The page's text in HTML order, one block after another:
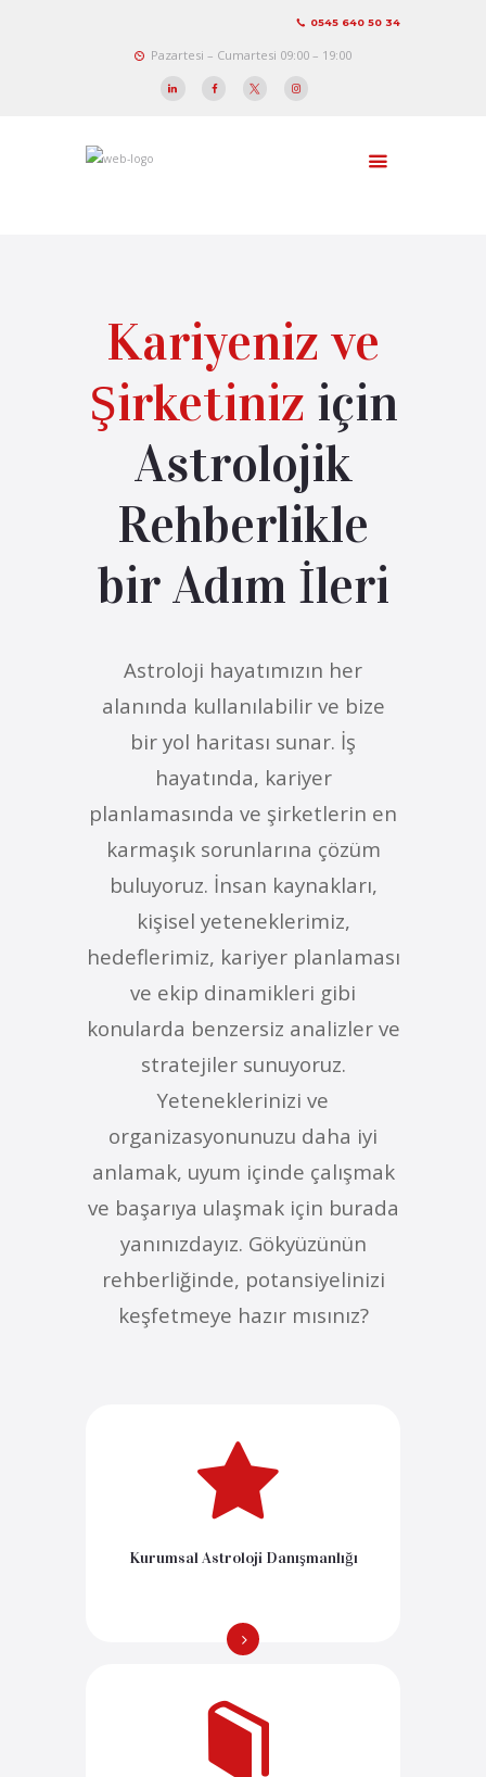
0545 640 50 34
Pazartesi – Cumartesi 09:00 – 19:00
Kariyeniz ve
Şirketiniz için
Astrolojik
Rehberlikle
bir Adım İleri
Astroloji hayatımızın her
alanında kullanılabilir ve bize
bir yol haritası sunar. İş
hayatında, kariyer
planlamasında ve şirketlerin en
karmaşık sorunlarına çözüm
buluyoruz. İnsan kaynakları,
kişisel yeteneklerimiz,
hedeflerimiz, kariyer planlaması
ve ekip dinamikleri gibi
konularda benzersiz analizler ve
stratejiler sunuyoruz.
Yeteneklerinizi ve
organizasyonunuzu daha iyi
anlamak, uyum içinde çalışmak
ve başarıya ulaşmak için burada
yanınızdayız. Gökyüzünün
rehberliğinde, potansiyelinizi
keşfetmeye hazır mısınız?
Kurumsal Astroloji Danışmanlığı